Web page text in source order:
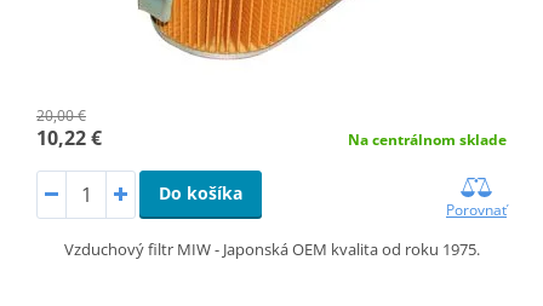
20,00 €
10,22 € Na centrálnom sklade
Do košíka
Porovnať
Vzduchový filtr MIW - Japonská OEM kvalita od roku 1975.